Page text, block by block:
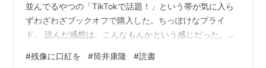
並んでるやつの「TikTokで話題！」という帯が気に入ら
ずわざわざブックオフで購入した。ちっぽけなプライ
ド。 読んだ感想は、こんなもんかという感じだった。自
る） しかしこの前プチ「残像に口紅を」体験した。 よく
#残像に口紅を #筒井康隆 #読書